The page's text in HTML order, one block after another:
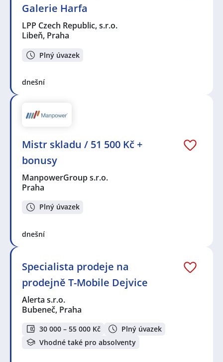
Galerie Harfa
LPP Czech Republic, s.r.o.
Libeň, Praha
Plný úvazek
dnešní
Mistr skladu / 51 500 Kč +
bonusy
ManpowerGroup s.r.o.
Praha
Plný úvazek
dnešní
Specialista prodeje na
prodejně T-Mobile Dejvice
Alerta s.r.o.
Bubeneč, Praha
30 000 – 55 000 Kč
Plný úvazek
Vhodné také pro absolventy